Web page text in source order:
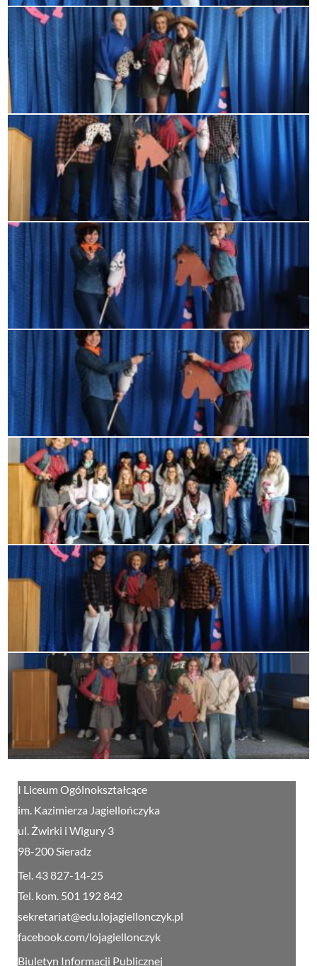
I Liceum Ogólnokształcące
im. Kazimierza Jagiellończyka
ul. Żwirki i Wigury 3
98-200 Sieradz
Tel. 43 827-14-25
Tel. kom. 501 192 842
sekretariat@edu.lojagiellonczyk.pl
facebook.com/lojagiellonczyk
Biuletyn Informacji Publicznej